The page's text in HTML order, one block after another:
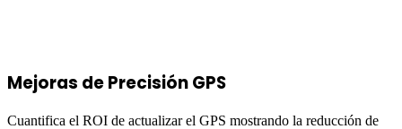
Mejoras de Precisión GPS
Cuantifica el ROI de actualizar el GPS mostrando la reducción de